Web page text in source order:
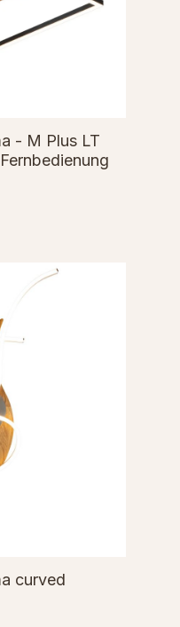
- M Plus LT
curved